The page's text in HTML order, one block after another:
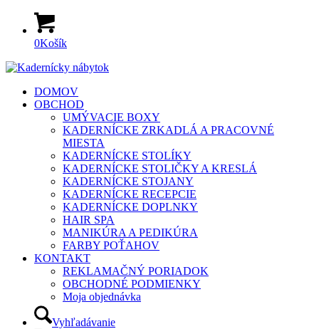
0Košík
DOMOV
OBCHOD
UMÝVACIE BOXY
KADERNÍCKE ZRKADLÁ A PRACOVNÉ
MIESTA
KADERNÍCKE STOLÍKY
KADERNÍCKE STOLIČKY A KRESLÁ
KADERNÍCKE STOJANY
KADERNÍCKE RECEPCIE
KADERNÍCKE DOPLNKY
HAIR SPA
MANIKÚRA A PEDIKÚRA
FARBY POŤAHOV
KONTAKT
REKLAMAČNÝ PORIADOK
OBCHODNÉ PODMIENKY
Moja objednávka
Vyhľadávanie